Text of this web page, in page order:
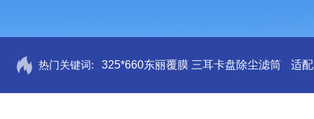
热门关键词: 325*660东丽覆膜 三耳卡盘除尘滤筒 适